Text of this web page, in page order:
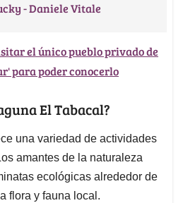
- Daniele Vitale
el único pueblo privado de
para poder conocerlo
El Tabacal?
una variedad de actividades
amantes de la naturaleza
ecológicas alrededor de
flora y fauna local.